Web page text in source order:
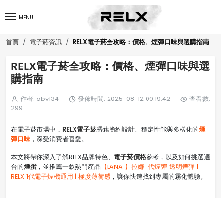
MENU
首頁 電子菸資訊 RELX電子菸全攻略：價格、煙彈口味與選購指南
RELX電子菸全攻略：價格、煙彈口味與選
購指南
作者: abv134 發佈時間: 2025-08-12 09:19:42
查看數:
299
在電子菸市場中， RELX電子菸憑藉簡約設計、穩定性能與多樣化的煙
彈口味，深受消費者喜愛。
本文將帶你深入了解RELX品牌特色、 電子菸價格參考，以及如何挑選適
合的煙蛋 ，並推薦一款熱門產品 【LANA 】拉娜 1代煙彈 透明煙彈 |
RELX 1代電子煙機通用 | 極度薄荷感 ，讓你快速找到專屬的霧化體驗。